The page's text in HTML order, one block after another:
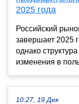
2025 года
Российский
завершает 2025
однако
изменения в
10:27, 19 Дек